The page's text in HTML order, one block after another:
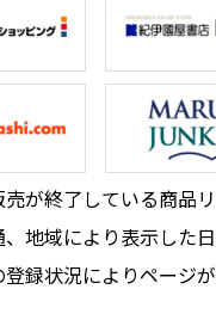
が終了している商品リ
地域により表示した
録状況によりページ